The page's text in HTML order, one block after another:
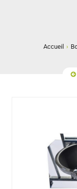
Accueil ›